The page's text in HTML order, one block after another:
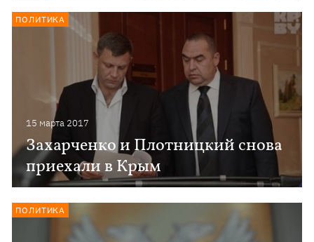
15 марта 2017
Захарченко и Плотницкий снова
приехали в Крым
ПОЛИТИКА
ПОЛИТИКА